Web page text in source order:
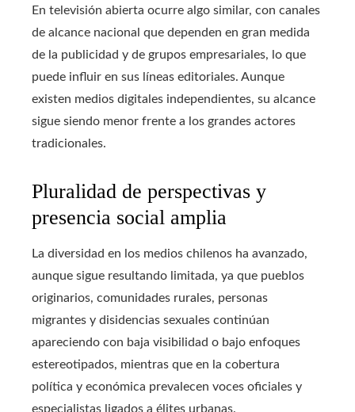
En televisión abierta ocurre algo similar, con canales
de alcance nacional que dependen en gran medida
de la publicidad y de grupos empresariales, lo que
puede influir en sus líneas editoriales. Aunque
existen medios digitales independientes, su alcance
sigue siendo menor frente a los grandes actores
tradicionales.
Pluralidad de perspectivas y
presencia social amplia
La diversidad en los medios chilenos ha avanzado,
aunque sigue resultando limitada, ya que pueblos
originarios, comunidades rurales, personas
migrantes y disidencias sexuales continúan
apareciendo con baja visibilidad o bajo enfoques
estereotipados, mientras que en la cobertura
política y económica prevalecen voces oficiales y
especialistas ligados a élites urbanas.